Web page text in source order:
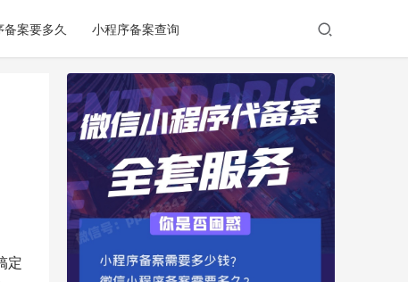
备案要多久 小程序备案查询
定